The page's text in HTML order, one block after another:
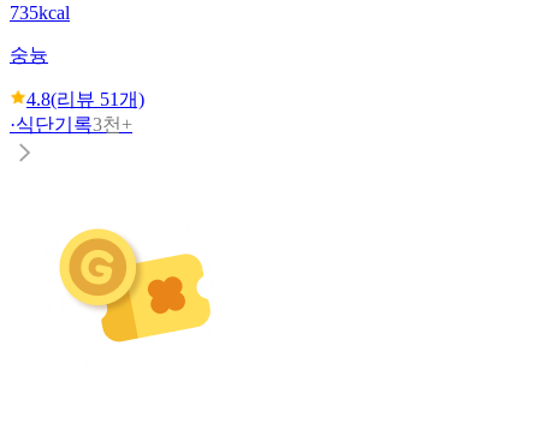
735kcal
숭늉
4.8(리뷰 51개)
·식단기록3천+